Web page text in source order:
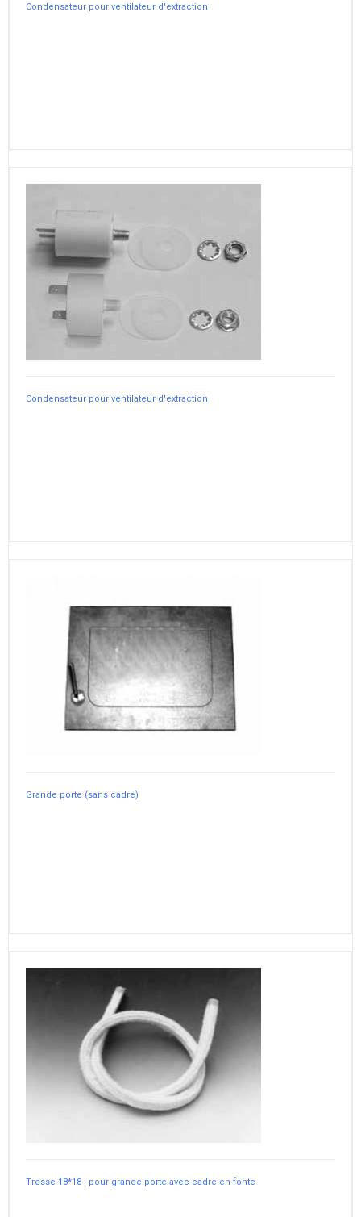
Condensateur pour ventilateur d'extraction
Condensateur pour ventilateur d'extraction
Grande porte (sans cadre)
Tresse 18*18 - pour grande porte avec cadre en fonte